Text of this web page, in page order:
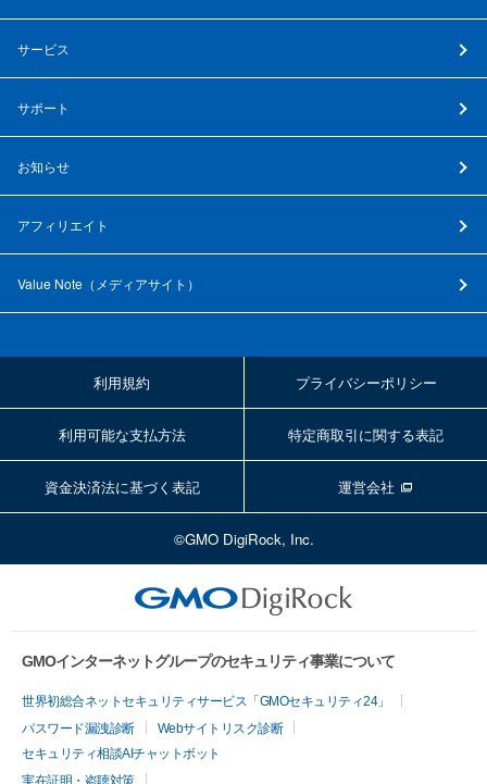
サービス
サポート
お知らせ
アフィリエイト
Value Note（ メディアサイト ）
利用規約 プライバシーポリシー
利用可能な支払方法 特定商取引に関する表記
資金決済法に基づく表記 運営会社
©GMO DigiRock, Inc.
GMOインターネットグループのセキュリティ事業について
世界初総合ネットセキュリティサービス「GMOセキュリティ24」
パスワード漏洩診断
Webサイトリスク診断
セキュリティ相談AIチャットボット
実在証明・盗聴対策